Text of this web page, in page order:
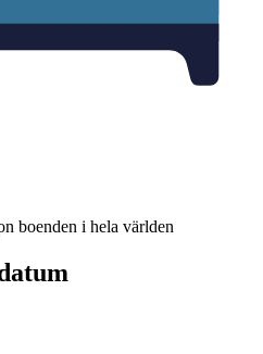
boenden i hela världen